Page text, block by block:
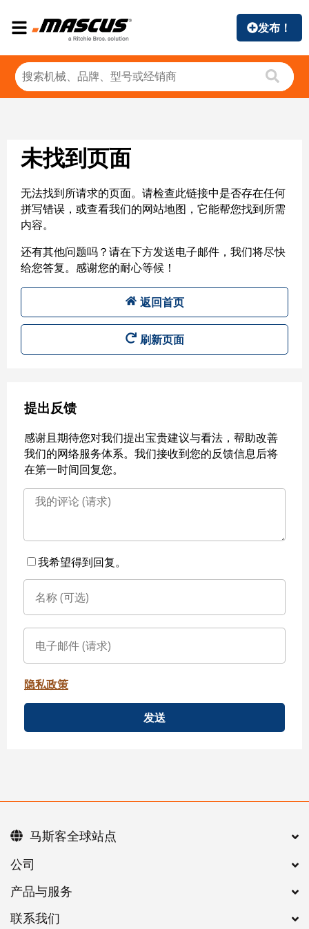
发布！
未找到页面
无法找到所请求的页面。请检查此链接中是否存在任何
拼写错误，或查看我们的网站地图，它能帮您找到所需
内容。
还有其他问题吗？请在下方发送电子邮件，我们将尽快
给您答复。感谢您的耐心等候！
返回首页
刷新页面
提出反馈
感谢且期待您对我们提出宝贵建议与看法，帮助改善
我们的网络服务体系。我们接收到您的反馈信息后将
在第一时间回复您。
我希望得到回复。
隐私政策
发送
公司
产品与服务
联系我们
马斯客全球站点